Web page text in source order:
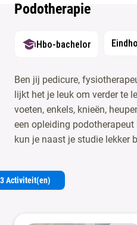
Podotherapie
Hbo-bachelor
Ben jij pedicure,
lijkt het je leuk om verder te
voeten, enkels, knieën,
een opleiding
kun je naast je studie lekker
3 Activiteit(en)